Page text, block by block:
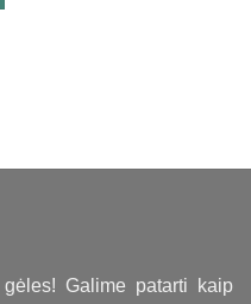
Galime patarti kaip